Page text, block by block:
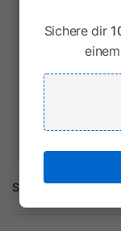
Ihr
speichern keine
Share:
Sichere dir